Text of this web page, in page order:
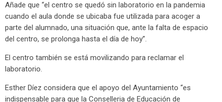
Añade que “el centro se quedó sin laboratorio en la pandemia
cuando el aula donde se ubicaba fue utilizada para acoger a
parte del alumnado, una situación que, ante la falta de espacio
del centro, se prolonga hasta el día de hoy”.
El centro también se está movilizando para reclamar el
laboratorio.
Esther Díez considera que el apoyo del Ayuntamiento “es
indispensable para que la Conselleria de Educación de